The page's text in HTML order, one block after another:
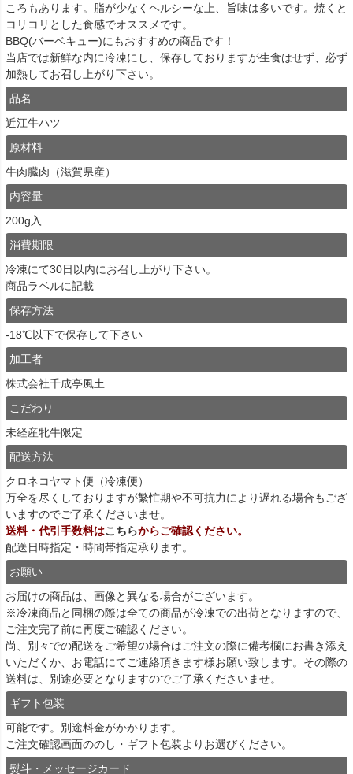
ころもあります。脂が少なくヘルシーな上、旨味は多いです。焼くと
コリコリとした食感でオススメです。
BBQ(バーベキュー)にもおすすめの商品です！
当店では新鮮な内に冷凍にし、保存しておりますが生食はせず、必ず
加熱してお召し上がり下さい。
品名
近江牛ハツ
原材料
牛肉臓肉（滋賀県産）
内容量
200g入
消費期限
冷凍にて30日以内にお召し上がり下さい。
商品ラベルに記載
保存方法
-18℃以下で保存して下さい
加工者
株式会社千成亭風土
こだわり
未経産牝牛限定
配送方法
クロネコヤマト便（冷凍便）
万全を尽くしておりますが繁忙期や不可抗力により遅れる場合もござ
いますのでご了承くださいませ。
送料・代引手数料はこちらからご確認ください。
配送日時指定・時間帯指定承ります。
お願い
お届けの商品は、画像と異なる場合がございます。
※冷凍商品と同梱の際は全ての商品が冷凍での出荷となりますので、
ご注文完了前に再度ご確認ください。
尚、別々での配送をご希望の場合はご注文の際に備考欄にお書き添え
いただくか、お電話にてご連絡頂きます様お願い致します。その際の
送料は、別途必要となりますのでご了承くださいませ。
ギフト包装
可能です。別途料金がかかります。
ご注文確認画面ののし・ギフト包装よりお選びください。
熨斗・メッセージカード